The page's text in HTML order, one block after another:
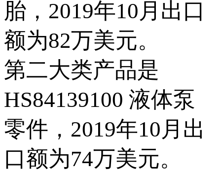
胎，2019年10月出口
额为82万美元。
第二大类产品是
HS84139100 液体泵
零件，2019年10月出
口额为74万美元。